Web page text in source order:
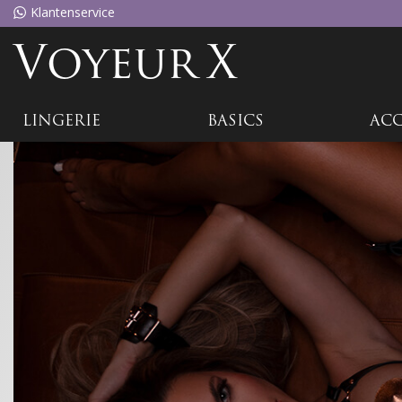
Klantenservice
VoyeurX
LINGERIE BASICS